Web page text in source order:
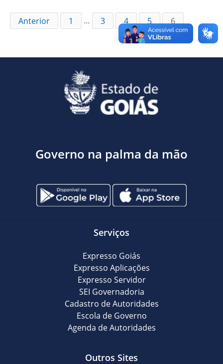
Anterior 1 … 3 4 5 6
Governo na palma da mão
Serviços
Expresso Goiás
Expresso Aplicações
Expresso Servidor
SEI Governadoria
Cadastro de Autoridades
Escola de Governo
Agenda de Autoridades
Outros Sites